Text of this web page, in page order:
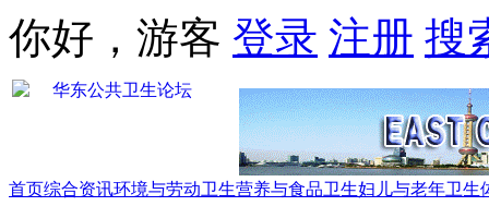
你好，游客 登录 注册 搜
首页综合资讯环境与劳动卫生营养与食品卫生妇儿与老年卫生